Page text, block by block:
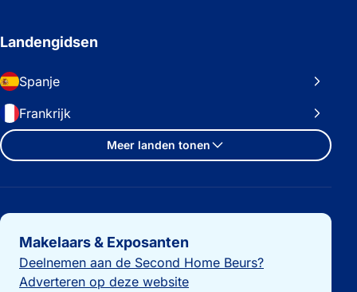
Landengidsen
Spanje
Frankrijk
Meer landen tonen
Belangrijke links
Makelaars & Exposanten
Deelnemen aan de Second Home Beurs?
Adverteren op deze website